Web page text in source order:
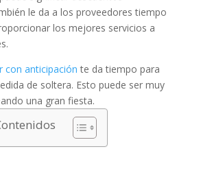
le da a los proveedores tiempo
los mejores servicios a
con anticipación te da tiempo para
de soltera. Esto puede ser muy
una gran fiesta.